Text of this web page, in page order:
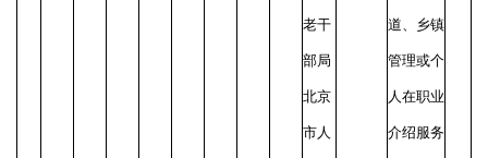
老干
部局
北京
市人
道、乡镇
管理或个
人在职业
介绍服务